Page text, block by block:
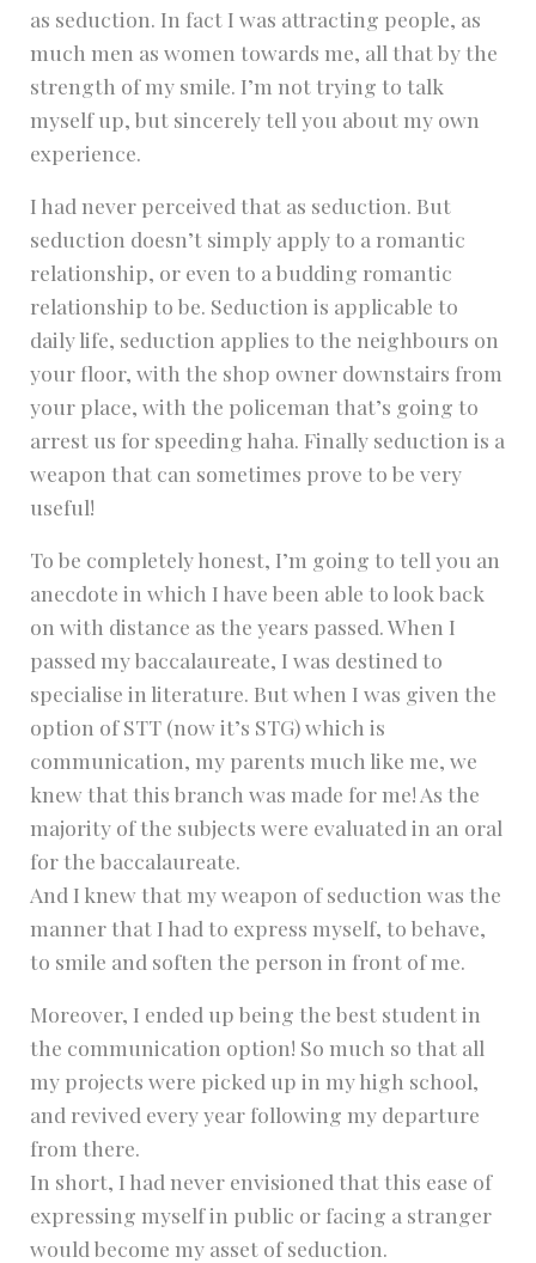
as seduction. In fact I was attracting people, as
much men as women towards me, all that by the
strength of my smile. I’m not trying to talk
myself up, but sincerely tell you about my own
experience.
I had never perceived that as seduction. But
seduction doesn’t simply apply to a romantic
relationship, or even to a budding romantic
relationship to be. Seduction is applicable to
daily life, seduction applies to the neighbours on
your floor, with the shop owner downstairs from
your place, with the policeman that’s going to
arrest us for speeding haha. Finally seduction is a
weapon that can sometimes prove to be very
useful!
To be completely honest, I’m going to tell you an
anecdote in which I have been able to look back
on with distance as the years passed. When I
passed my baccalaureate, I was destined to
specialise in literature. But when I was given the
option of STT (now it’s STG) which is
communication, my parents much like me, we
knew that this branch was made for me! As the
majority of the subjects were evaluated in an oral
for the baccalaureate.
And I knew that my weapon of seduction was the
manner that I had to express myself, to behave,
to smile and soften the person in front of me.
Moreover, I ended up being the best student in
the communication option! So much so that all
my projects were picked up in my high school,
and revived every year following my departure
from there.
In short, I had never envisioned that this ease of
expressing myself in public or facing a stranger
would become my asset of seduction.